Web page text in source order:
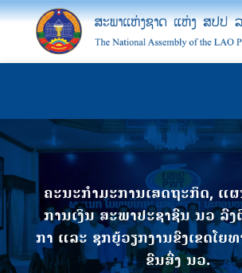
ຄະນະກຳມະການເສດຖະກິດ, ແ
ການເງິນ ສະພາປະຊາຊົນ ນວ ລົ
ກາ ແລະ ຊຸກຍູ້ວຽກງານຂົງເຂດໂຍ
ຂົນສົ່ງ ນວ.